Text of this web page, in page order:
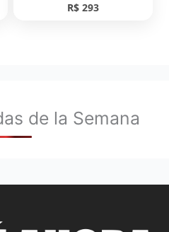
R$ 293
de la Semana